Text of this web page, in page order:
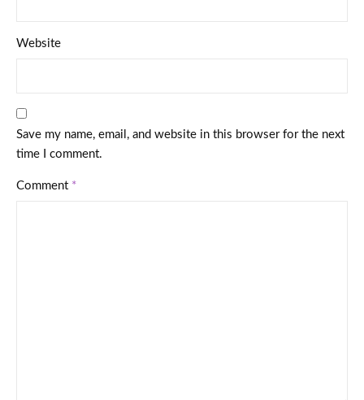
Website
Save my name, email, and website in this browser for the next
time I comment.
Comment *